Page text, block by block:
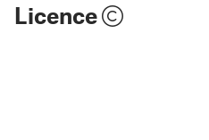
Licence